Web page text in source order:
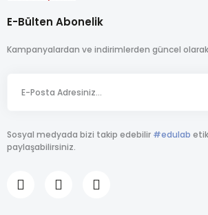
E-Bülten Abonelik
Kampanyalardan ve indirimlerden güncel
Sosyal medyada bizi takip edebilir #edulab
paylaşabilirsiniz.